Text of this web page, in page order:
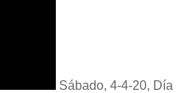
Sábado, 4-4-20, Día